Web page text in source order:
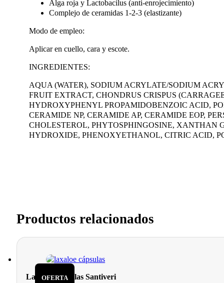
Alga roja y Lactobacilus (anti-enrojecimiento)
Complejo de ceramidas 1-2-3 (elastizante)
Modo de empleo:
Aplicar en cuello, cara y escote.
INGREDIENTES:
AQUA (WATER), SODIUM ACRYLATE/SODIUM
FRUIT EXTRACT, CHONDRUS CRISPUS
HYDROXYPHENYL PROPAMIDOBENZOIC ACID,
CERAMIDE NP, CERAMIDE AP, CERAMIDE EOP,
CHOLESTEROL, PHYTOSPHINGOSINE, XANTHAN
HYDROXIDE, PHENOXYETHANOL, CITRIC ACID,
Productos relacionados
OFERTA
Laxaloe cápsulas Santiveri